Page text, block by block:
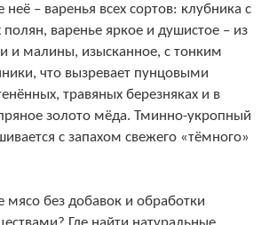
– варенья всех сортов: клубника с
варенье яркое и душистое – из
и малины, изысканное, с тонким
что вызревает пунцовыми
травяных березняках и в
золото мёда. Тминно-укропный
с запахом свежего «тёмного»
мясо без добавок и обработки